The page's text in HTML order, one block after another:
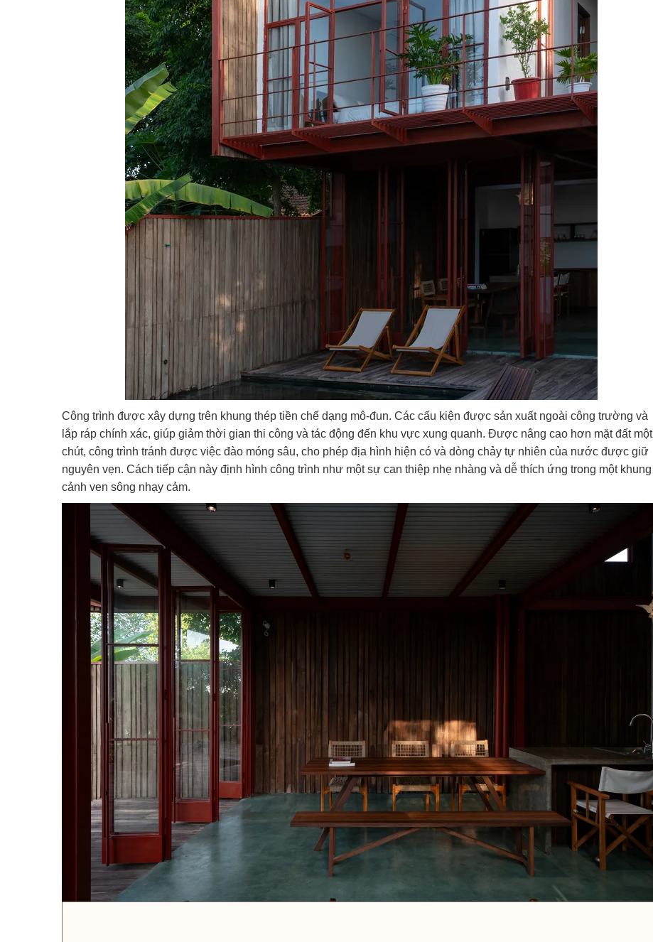
Công trình được xây dựng trên khung thép tiền chế dạng mô-đun. Các cấu kiện được sản xuất ngoài công trường và
lắp ráp chính xác, giúp giảm thời gian thi công và tác động đến khu vực xung quanh. Được nâng cao hơn mặt đất một
chút, công trình tránh được việc đào móng sâu, cho phép địa hình hiện có và dòng chảy tự nhiên của nước được giữ
nguyên vẹn. Cách tiếp cận này định hình công trình như một sự can thiệp nhẹ nhàng và dễ thích ứng trong một khung
cảnh ven sông nhạy cảm.